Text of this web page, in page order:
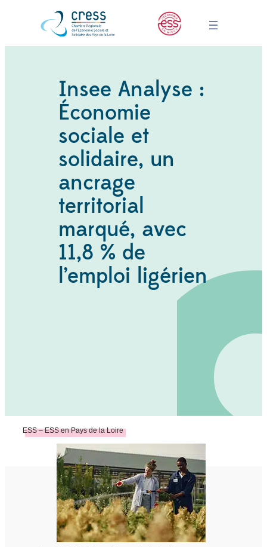
Insee Analyse :
Économie
sociale et
solidaire, un
ancrage
territorial
marqué, avec
11,8 % de
l’emploi ligérien
ESS – ESS en Pays de la Loire